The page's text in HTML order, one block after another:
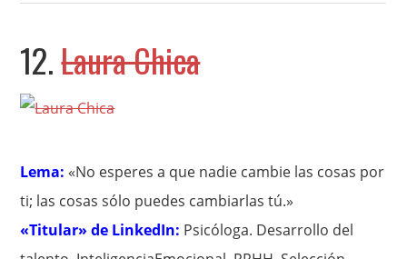
12.Laura Chica
Lema: «No esperes a que nadie cambie las cosas por
ti; las cosas sólo puedes cambiarlas tú.»
«Titular» de LinkedIn: Psicóloga. Desarrollo del